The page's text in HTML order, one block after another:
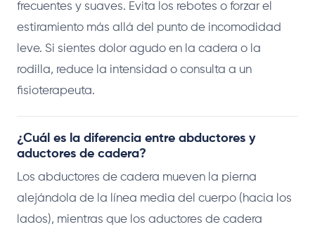
frecuentes y suaves. Evita los rebotes o forzar el
estiramiento más allá del punto de incomodidad
leve. Si sientes dolor agudo en la cadera o la
rodilla, reduce la intensidad o consulta a un
fisioterapeuta.
¿Cuál es la diferencia entre abductores y
aductores de cadera?
Los abductores de cadera mueven la pierna
alejándola de la línea media del cuerpo (hacia los
lados), mientras que los aductores de cadera